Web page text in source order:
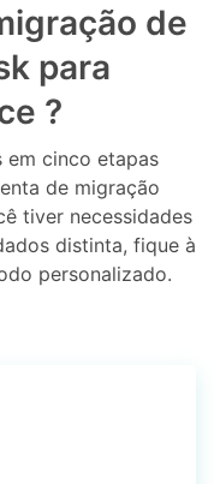
de
para
?
cinco etapas
de migração
tiver necessidades
distinta, fique à
personalizado.